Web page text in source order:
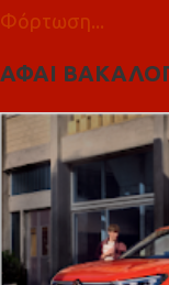
Φόρτωση...
ΑΦΑΙ